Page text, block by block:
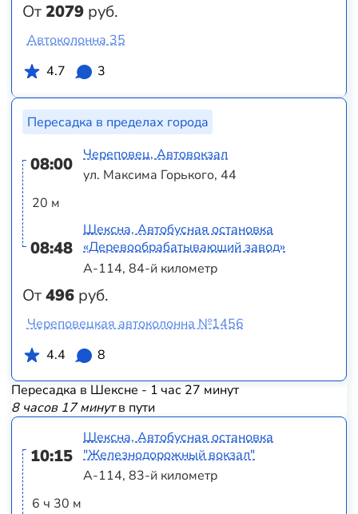
От2079 руб.
Автоколонна 35
4.7
3
Пересадка в пределах города
08:00
20 м
08:48
От496 руб.
Череповец, Автовокзал
ул. Максима Горького, 44
Шексна, Автобусная остановка
«Деревообрабатывающий завод»
А-114, 84-й километр
Череповецкая автоколонна №1456
4.4
8
Пересадка в Шексне - 1 час 27 минут
8 часов 17 минутв пути
10:15
6 ч 30 м
Шексна, Автобусная остановка
"Железнодорожный вокзал"
А-114, 83-й километр